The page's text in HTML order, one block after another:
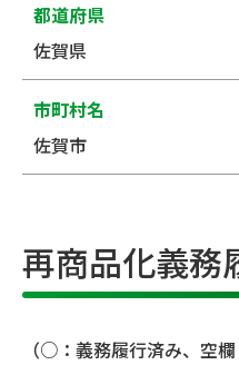
都道府県
佐賀県
市町村名
佐賀市
再商品化義務
（○：義務履行済み、空欄